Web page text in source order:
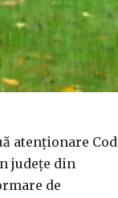
atenţionare Cod
judeţe din
de